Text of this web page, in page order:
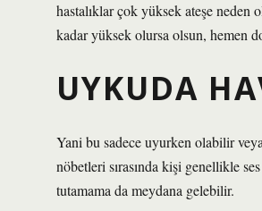
hastalıklar çok yüksek ateşe neden
kadar yüksek olursa olsun, hemen
UYKUDA
Yani bu sadece uyurken olabilir
nöbetleri sırasında kişi genellikle
tutamama da meydana gelebilir.